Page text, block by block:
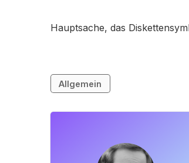
Hauptsache, das
Allgemein